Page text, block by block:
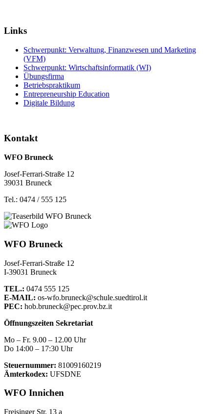
Links
Schwerpunkt: Verwaltung, Finanzwesen und Marketing
(VFM)
Schwerpunkt: Wirtschaftsinformatik (WI)
Übungsfirma
Betriebspraktikum
Entrepreneurship Education
Digitale Bildung
Kontakt
WFO Bruneck
Josef-Ferrari-Straße 12
39031 Bruneck
Tel.: 0474 / 555 125
WFO Bruneck
Josef-Ferrari-Straße 12
I-39031 Bruneck
TEL.: 0474 555 125
E-MAIL: os-wfo.bruneck@schule.suedtirol.it
PEC: hob.bruneck@pec.prov.bz.it
Öffnungszeiten Sekretariat
Mo – Fr. 9.00 – 12.00 Uhr
Do 14:00 – 17:30 Uhr
Steuernummer: 81009160219
Ämterkodex: UFSDNE
WFO Innichen
Freisinger Str. 13 a